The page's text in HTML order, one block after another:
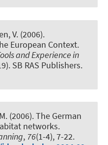
V. (2006).
European Context.
and Experience in
SB RAS Publishers.
(2006).The German
networks.
, 76(1-4), 7-22.